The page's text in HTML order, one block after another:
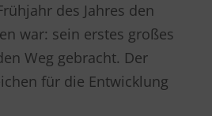
des Jahres den
war: sein erstes großes
Weg gebracht. Der
für die Entwicklung